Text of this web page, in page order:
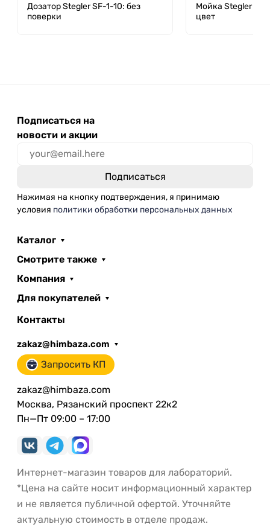
Дозатор Stegler SF-1-10: без
поверки
Мойка Stegler
цвет
Подписаться на
новости и акции
Нажимая на кнопку подтверждения, я принимаю
условия политики обработки персональных данных
Каталог
Смотрите также
Компания
Для покупателей
Контакты
zakaz@himbaza.com
Запросить КП
zakaz@himbaza.com
Москва, Рязанский проспект 22к2
Пн—Пт 09:00 – 17:00
Интернет-магазин товаров для лабораторий.
*Цена на сайте носит информационный характер
и не является публичной офертой. Уточняйте
актуальную стоимость в отделе продаж.